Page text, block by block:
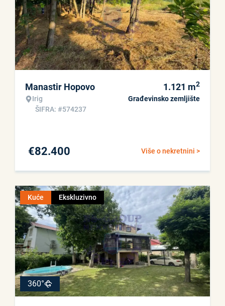
Manastir Hopovo
Irig
ŠIFRA: #574237
1.121 m2
Građevinsko zemljište
Više o nekretnini >
€82.400
Kuće Ekskluzivno
360°